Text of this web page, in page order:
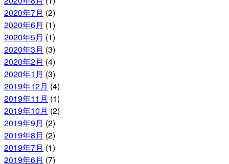
2020年7月 (2)
2020年6月 (1)
2020年5月 (1)
2020年3月 (3)
2020年2月 (4)
2020年1月 (3)
2019年12月 (4)
2019年11月 (1)
2019年10月 (2)
2019年9月 (2)
2019年8月 (2)
2019年7月 (1)
2019年6月 (7)